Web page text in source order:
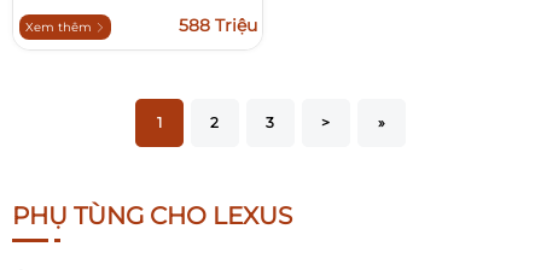
Xem thêm 588 Triệu
1 2 3 > »
PHỤ TÙNG CHO LEXUS